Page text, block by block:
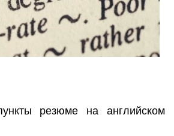
резюме на английском